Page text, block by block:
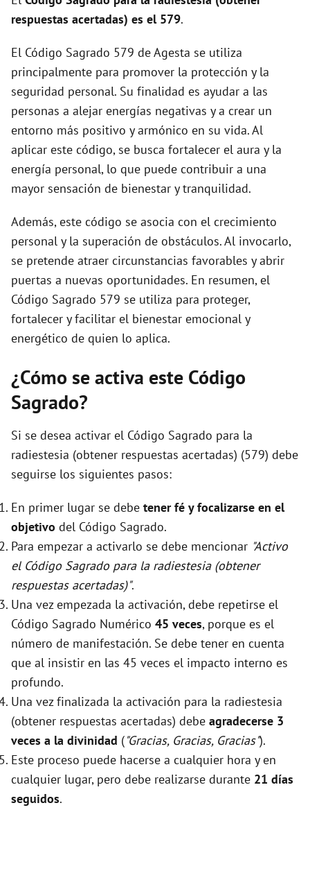
respuestas acertadas) es el 579.
El Código Sagrado 579 de Agesta se utiliza
principalmente para promover la protección y la
seguridad personal. Su finalidad es ayudar a las
personas a alejar energías negativas y a crear un
entorno más positivo y armónico en su vida. Al
aplicar este código, se busca fortalecer el aura y la
energía personal, lo que puede contribuir a una
mayor sensación de bienestar y tranquilidad.
Además, este código se asocia con el crecimiento
personal y la superación de obstáculos. Al invocarlo,
se pretende atraer circunstancias favorables y abrir
puertas a nuevas oportunidades. En resumen, el
Código Sagrado 579 se utiliza para proteger,
fortalecer y facilitar el bienestar emocional y
energético de quien lo aplica.
¿Cómo se activa este Código
Sagrado?
Si se desea activar el Código Sagrado para la
radiestesia (obtener respuestas acertadas) (579) debe
seguirse los siguientes pasos:
En primer lugar se debe tener fé y focalizarse en el
objetivo del Código Sagrado.
Para empezar a activarlo se debe mencionar "Activo
el Código Sagrado para la radiestesia (obtener
respuestas acertadas)".
Una vez empezada la activación, debe repetirse el
Código Sagrado Numérico 45 veces, porque es el
número de manifestación. Se debe tener en cuenta
que al insistir en las 45 veces el impacto interno es
profundo.
Una vez finalizada la activación para la radiestesia
(obtener respuestas acertadas) debe agradecerse 3
veces a la divinidad ("Gracias, Gracias, Gracias").
Este proceso puede hacerse a cualquier hora y en
cualquier lugar, pero debe realizarse durante 21 días
seguidos.